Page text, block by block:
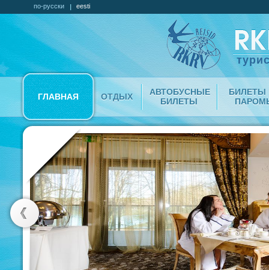
по-русски eesti
ГЛАВНАЯ ОТДЫХ
АВТОБУСНЫЕ
БИЛЕТЫ
БИЛЕТЫ